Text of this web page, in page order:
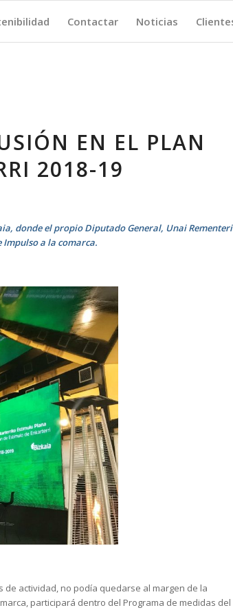
Contactar Noticias
EN EL PLAN
2018-19
donde el propio Diputado General, Unai
Impulso a la comarca.
actividad, no podía quedarse al margen de la
participará dentro del Programa de medidas del